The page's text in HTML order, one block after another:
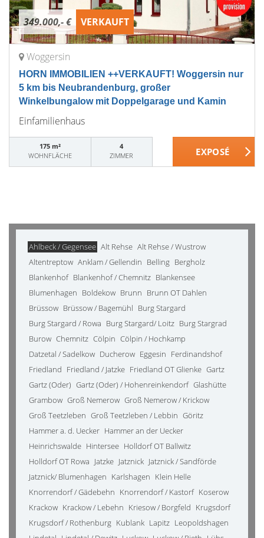
349.000,- € VERKAUFT
Woggersin
HORN IMMOBILIEN ++VERKAUFT! Woggersin nur
5 km bis Neubrandenburg, großer
Winkelbungalow mit Doppelgarage und Kamin
Einfamilienhaus
175 m²
WOHNFLÄCHE
4
ZIMMER
Ahlbeck / Gegensee Alt Rehse Alt Rehse / Wustrow
Altentreptow Anklam / Gellendin Belling Bergholz
Blankenhof Blankenhof / Chemnitz Blankensee
Blumenhagen Boldekow Brunn Brunn OT Dahlen
Brüssow Brüssow / Bagemühl Burg Stargard
Burg Stargard / Rowa Burg Stargard/ Loitz Burg Stargrad
Burow Chemnitz Cölpin Cölpin / Hochkamp
Datzetal / Sadelkow Ducherow Eggesin Ferdinandshof
Friedland Friedland / Jatzke Friedland OT Glienke Gartz
Gartz (Oder) Gartz (Oder) / Hohenreinkendorf Glashütte
Grambow Groß Nemerow Groß Nemerow / Krickow
Groß Teetzleben Groß Teetzleben / Lebbin Göritz
Hammer a. d. Uecker Hammer an der Uecker
Heinrichswalde Hintersee Holldorf OT Ballwitz
Holldorf OT Rowa Jatzke Jatznick Jatznick / Sandförde
Jatznick/ Blumenhagen Karlshagen Klein Helle
Knorrendorf / Gädebehn Knorrendorf / Kastorf Koserow
Krackow Krackow / Lebehn Kriesow / Borgfeld Krugsdorf
Krugsdorf / Rothenburg Kublank Lapitz Leopoldshagen